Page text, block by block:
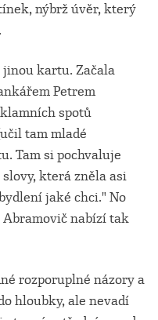
nýbrž úvěr, který
jinou kartu. Začala
Petrem
spotů
tam mladé
Tam si pochvaluje
která zněla asi
jaké chci." No
nabízí tak
rozporuplné názory a
hloubky, ale nevadí